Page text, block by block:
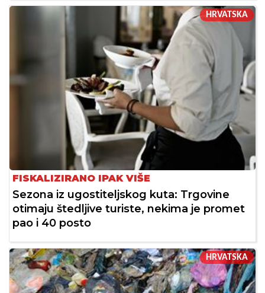
HRVATSKA
FISKALIZIRANO IPAK VIŠE
Sezona iz ugostiteljskog kuta: Trgovine
otimaju štedljive turiste, nekima je promet
pao i 40 posto
HRVATSKA